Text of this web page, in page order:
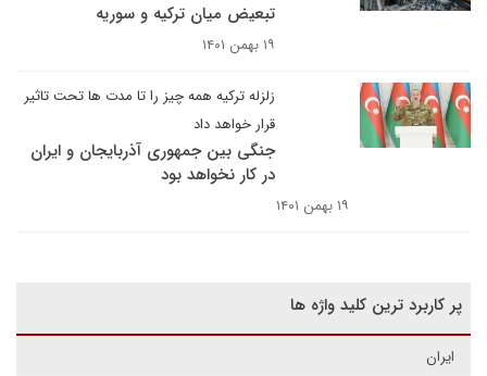
تبعیض میان ترکیه و سوریه
۱۹ بهمن ۱۴۰۱
زلزله ترکیه همه چیز را تا مدت ها تحت تاثیر
قرار خواهد داد
جنگی بین جمهوری آذربایجان و ایران
در کار نخواهد بود
۱۹ بهمن ۱۴۰۱
پر کاربرد ترین کلید واژه ها
ایران